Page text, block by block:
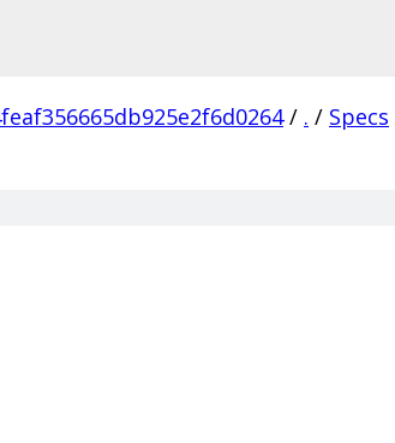
/ . / Specs